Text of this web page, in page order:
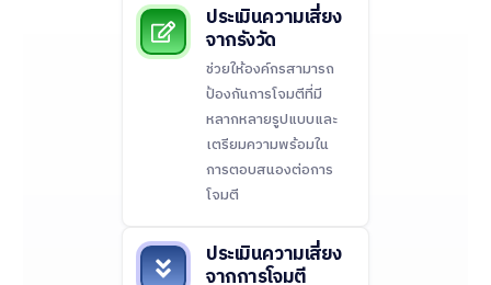
ประเมินความเสี่ยง
จากรังวัด
ช่วยให้องค์กรสามารถ
ป้องกันการโจมตีที่มี
หลากหลายรูปแบบและ
เตรียมความพร้อมใน
การตอบสนองต่อการ
โจมตี
ประเมินความเสี่ยง
จากการโจมตี